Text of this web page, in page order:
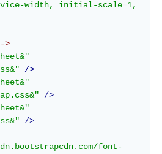
width, initial-scale=1,
>
&"
/>
&"
/>
&"
/>
/font-